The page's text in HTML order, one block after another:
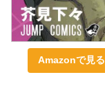
Amazonで見る